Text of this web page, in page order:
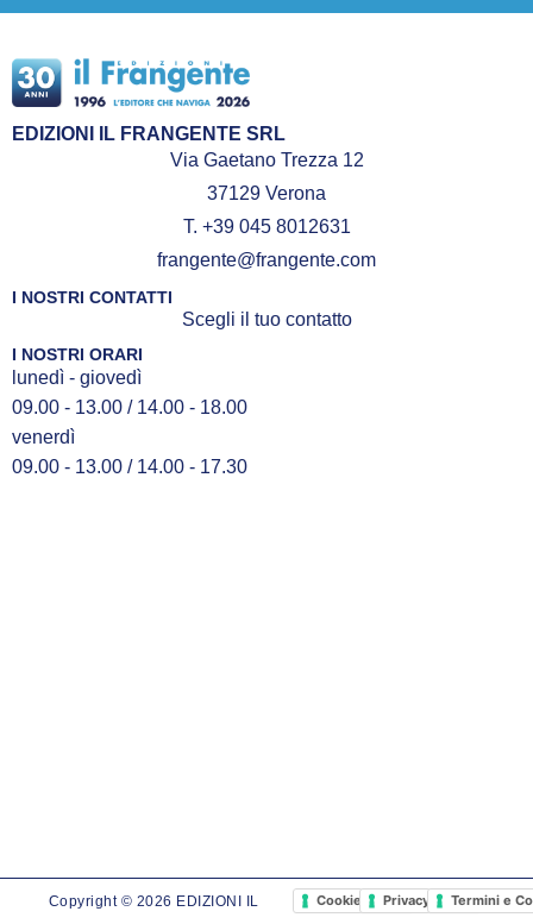
EDIZIONI IL FRANGENTE SRL
Via Gaetano Trezza 12
37129 Verona
T. +39 045 8012631
frangente@frangente.com
I NOSTRI CONTATTI
Scegli il tuo contatto
I NOSTRI ORARI
lunedì - giovedì
09.00 - 13.00 / 14.00 - 18.00
venerdì
09.00 - 13.00 / 14.00 - 17.30
Copyright © 2026 EDIZIONI IL
Cookie PolicyPrivacy PolicyTermini e